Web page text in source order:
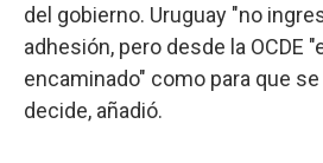
del gobierno. Uruguay "no
adhesión, pero desde la OCDE
encaminado" como para que
decide, añadió.